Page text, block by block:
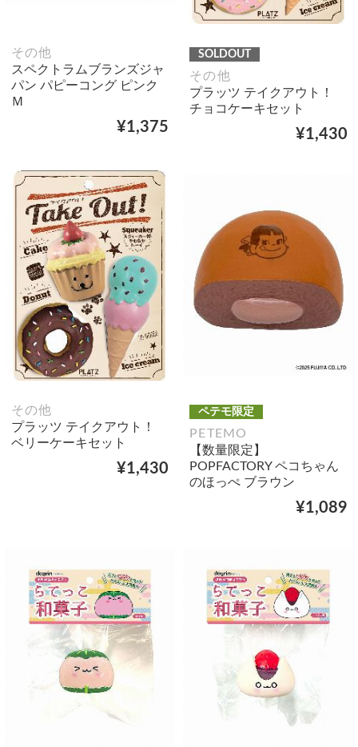
その他
スペクトラムブランズジャ
パン パピーコング ピンク
Ｍ
¥1,375
SOLDOUT
その他
プラッツ テイクアウト！
チョコケーキセット
¥1,430
その他
プラッツ テイクアウト！
ベリーケーキセット
¥1,430
ペテモ限定
PETEMO
【数量限定】
POPFACTORY ペコちゃん
のほっぺ ブラウン
¥1,089